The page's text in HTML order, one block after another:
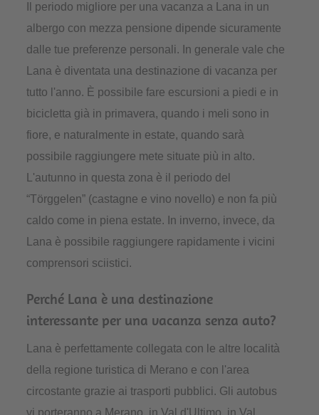
Il periodo migliore per una vacanza a Lana in un
albergo con mezza pensione dipende sicuramente
dalle tue preferenze personali. In generale vale che
Lana è diventata una destinazione di vacanza per
tutto l'anno. È possibile fare escursioni a piedi e in
bicicletta già in primavera, quando i meli sono in
fiore, e naturalmente in estate, quando sarà
possibile raggiungere mete situate più in alto.
L'autunno in questa zona è il periodo del
“Törggelen” (castagne e vino novello) e non fa più
caldo come in piena estate. In inverno, invece, da
Lana è possibile raggiungere rapidamente i vicini
comprensori sciistici.
Perché Lana è una destinazione
interessante per una vacanza senza auto?
Lana è perfettamente collegata con le altre località
della regione turistica di Merano e con l'area
circostante grazie ai trasporti pubblici. Gli autobus
vi porteranno a Merano, in Val d'Ultimo, in Val